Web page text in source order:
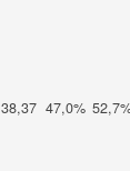
38,37 47,0%